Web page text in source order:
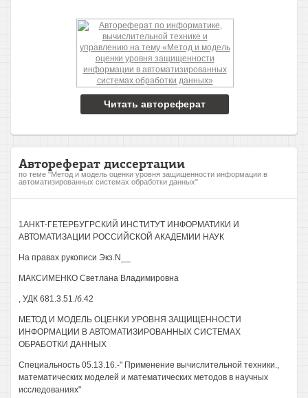
Читать автореферат
Автореферат диссертации
по теме "Метод и модель оценки уровня защищенности информации в
автоматизированных системах обработки данных"
1АНКТ-ГЕТЕРБУГРСКИЙ ИНСТИТУТ ИНФОРМАТИКИ И
АВТОМАТИЗАЦИИ РОССИЙСКОЙ АКАДЕМИИ НАУК
На правах рукописи Экз.N__
МАКСИМЕНКО Светлана Владимировна
, УДК 681.3.51./б.42
МЕТОД И МОДЕЛЬ ОЦЕНКИ УРОВНЯ ЗАЩИЩЕННОСТИ
ИНФОРМАЦИИ В АВТОМАТИЗИРОВАННЫХ СИСТЕМАХ
ОБРАБОТКИ ДАННЫХ
Специальность 05.13.16.-" Применение вычислительной техники.,
математических моделей и математических методов в научных
исследованиях"